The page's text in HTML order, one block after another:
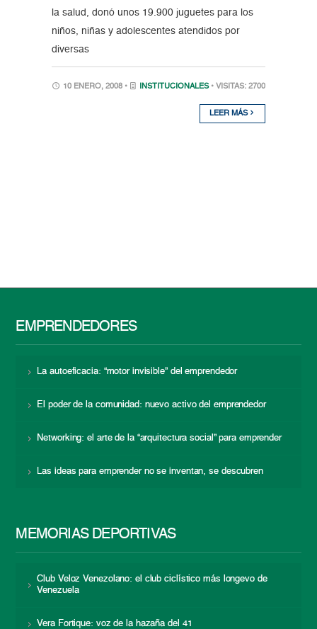
la salud, donó unos 19.900 juguetes para los
niños, niñas y adolescentes atendidos por
diversas
10 ENERO, 2008 • INSTITUCIONALES • VISITAS: 2700
LEER MÁS
EMPRENDEDORES
La autoeficacia: “motor invisible” del emprendedor
El poder de la comunidad: nuevo activo del emprendedor
Networking: el arte de la “arquitectura social” para emprender
Las ideas para emprender no se inventan, se descubren
MEMORIAS DEPORTIVAS
Club Veloz Venezolano: el club ciclístico más longevo de
Venezuela
Vera Fortique: voz de la hazaña del 41